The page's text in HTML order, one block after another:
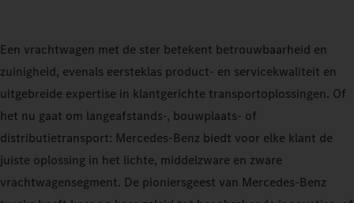
Een vrachtwagen met de ster betekent betrouwbaarheid en
zuinigheid, evenals eersteklas product- en servicekwaliteit en
uitgebreide expertise in klantgerichte transportoplossingen. Of
het nu gaat om langeafstands-, bouwplaats- of
distributietransport: Mercedes-Benz biedt voor elke klant de
juiste oplossing in het lichte, middelzware en zware
vrachtwagensegment. De pioniersgeest van Mercedes-Benz